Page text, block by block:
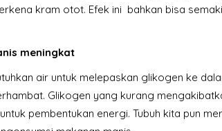
kram otot. Efek ini bahkan bisa
meningkat
air untuk melepaskan glikogen ke
Glikogen yang kurang
pembentukan energi. Tubuh kita pun